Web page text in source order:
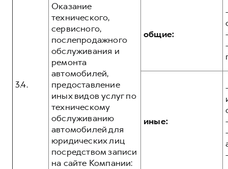
3.4.
Оказание
технического,
сервисного,
послепродажного
обслуживания и
ремонта
автомобилей,
предоставление
иных видов услуг по
техническому
обслуживанию
автомобилей для
юридических лиц
посредством записи
на сайте Компании:
общие:
иные: